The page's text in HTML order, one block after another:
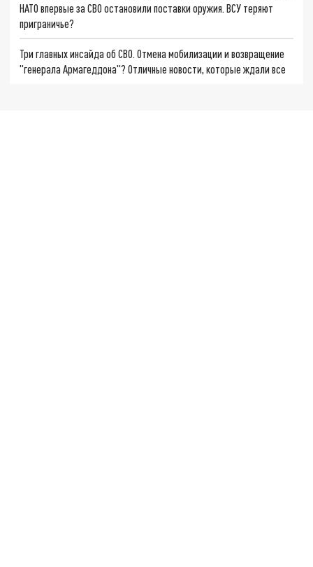
НАТО впервые за СВО остановили поставки оружия. ВСУ теряют
приграничье?
Три главных инсайда об СВО. Отмена мобилизации и возвращение
"генерала Армагеддона"? Отличные новости, которые ждали все